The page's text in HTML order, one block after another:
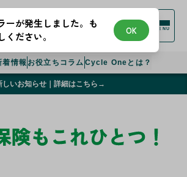
MENU
着情報 お役立ちコラム Cycle Oneとは？
しいお知らせ｜詳細はこちら→
ーが発生しました。も
ください。
OK